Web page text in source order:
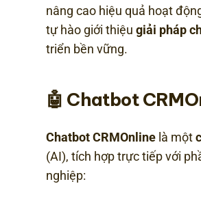
nâng cao hiệu quả hoạt
tự hào giới thiệu giải pháp
triển bền vững.
🤖 Chatbot
Chatbot CRMOnline là một
(AI), tích hợp trực tiếp với
nghiệp: